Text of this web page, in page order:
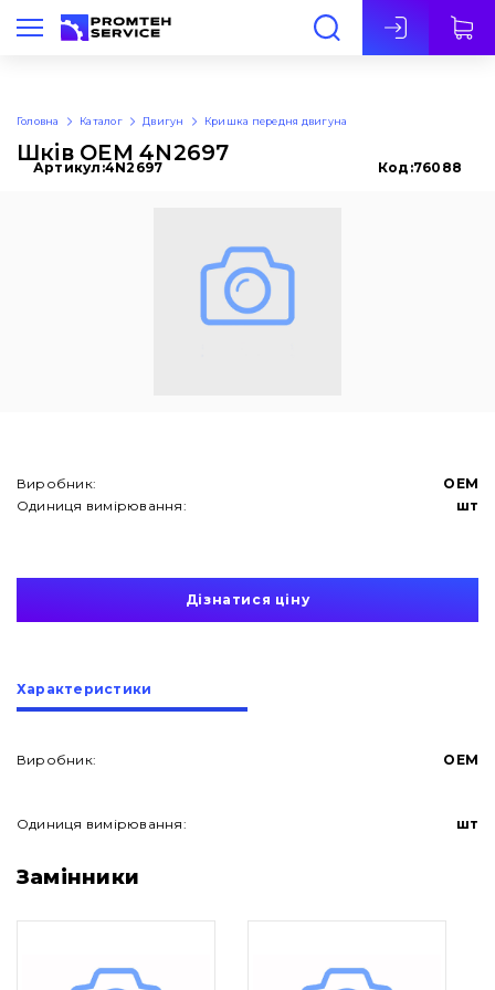
Укр
Контакти
Головна Каталог Двигун Кришка передня двигуна
Шків OEM 4N2697
Артикул:4N2697 Код:76088
Виробник:
OEM
Одиниця вимірювання:
шт
Дізнатися ціну
Характеристики
Виробник: OEM
Одиниця вимірювання: шт
Замінники